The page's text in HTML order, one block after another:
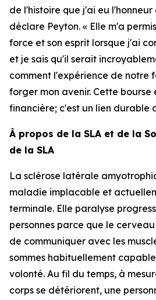
de l'histoire que j'ai eu
déclare Peyton. « Elle m'a
force et son esprit lorsque j'ai
et je sais qu'il serait
comment l'expérience de notre
forger mon avenir. Cette bourse
financière; c'est un lien durable
À propos de la SLA et de la
de la SLA
La sclérose latérale
maladie implacable et
terminale. Elle paralyse
personnes parce que le
de communiquer avec les
sommes habituellement
volonté. Au fil du temps, à
corps se détériorent, une